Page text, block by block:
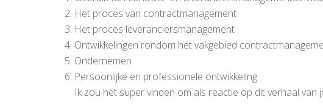
Het proces van contractmanagement
Het proces leveranciersmanagement
Ontwikkelingen rondom het vakgebied
Ondernemen
Persoonlijke en professionele ontwikkeling
Ik zou het super vinden om als reactie op dit verhaal